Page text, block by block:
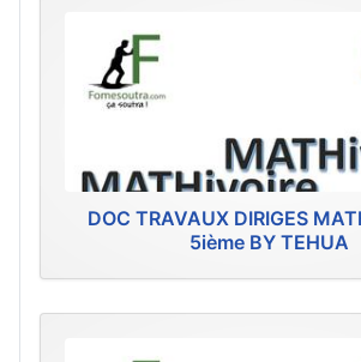
DOC TRAVAUX DIRIGES
5ième BY TEHUA